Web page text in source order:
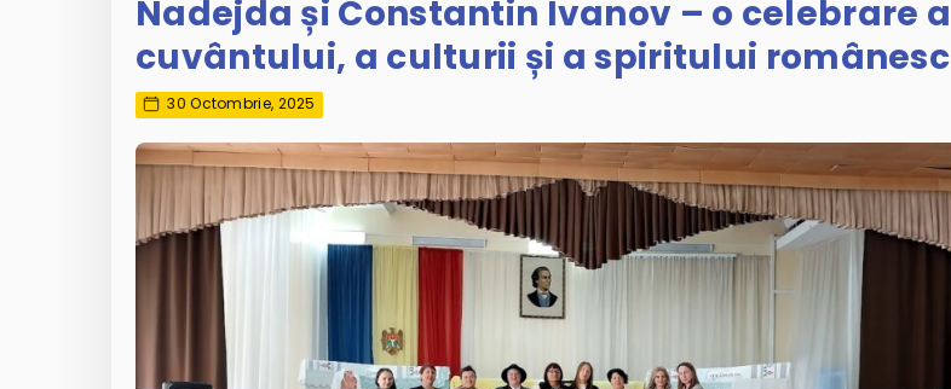
Nadejda și Constantin Ivanov – o celebrare a
cuvântului, a culturii și a spiritului românesc
30 Octombrie, 2025